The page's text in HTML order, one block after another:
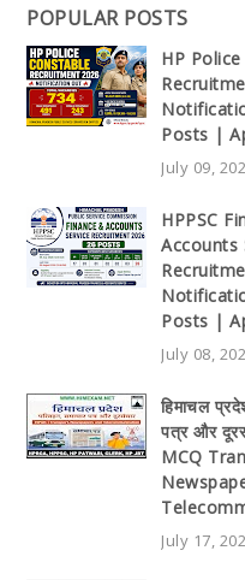
POPULAR POSTS
HP
Posts |
July 09,
HPPSC
Accounts
Posts |
July 08,
हिमाचल
पत्र और
MCQ
July 17,